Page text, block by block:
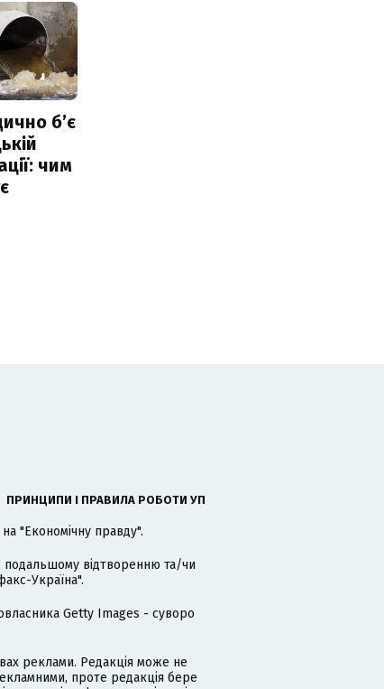
б’є
чим
ПРИНЦИПИ І ПРАВИЛА РОБОТИ УП
"Економічну правду".
подальшому відтворенню та/чи
Україна".
Getty Images - суворо
реклами. Редакція може не
проте редакція бере